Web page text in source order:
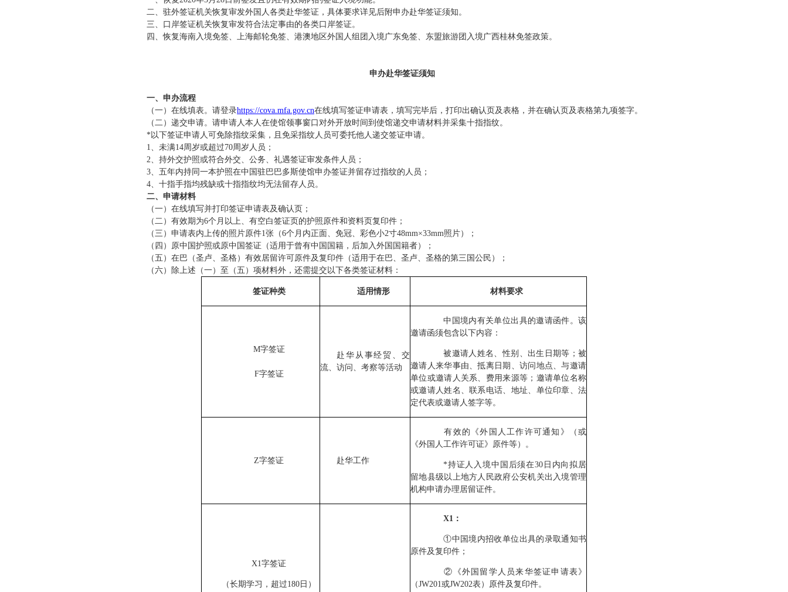
二、 驻外签证机关恢复审发外国人各类赴华签证，具体要求详见后附申办赴华签证须知。
三、
口岸签证机关恢复审发符合法定事由的各类口岸签证。
四、恢复海南入境免签、上海邮轮免签、港澳地区外国人组团入境广东免签、东盟旅游团入境广西桂林免签政策。
申办赴华签证须知
一、申办流程
（一）在线填表。请登录https://cova.mfa.gov.cn在线填写签证申请表，填写完毕后，打印出确认页及表格，并在确认页及表格第九项签字。
（二） 递交申请。请申请人本人在使馆领事窗口对外开放时间到使馆递交申请材料并采集十指指纹。
*以下签证申请人可免除指纹采集，且免采指纹人员可委托他人递交签证申请。
1、未满14周岁或超过70周岁人员；
2、持外交护照或符合外交、公务、礼遇签证审发条件人员；
3、五年内持同一本护照在中国驻巴巴多斯使馆申办签证并留存过指纹的人员；
4、十指手指均残缺或十指指纹均无法留存人员。
二、申请材料
（一） 在线填写并打印签证申请表及确认页；
（二） 有效期为6个月以上、有空白签证页的护照原件和资料页复印件；
（三）申请表内上传的照片原件1张（6个月内正面、免冠、彩色小2寸48mm×33mm照片）；
（四）原中国护照或原中国签证（适用于曾有中国国籍，后加入外国国籍者）；
（五）在巴（圣卢、圣格）有效居留许可原件及复印件（适用于在巴、圣卢、圣格的第三国公民）；
（六）除上述（一）至（五 ）项材料外，还需提交以下各类签证材料：
签证种类 适用情形 材料要求
M字签证
F字签证
赴华从事经贸、交
流、访问、考察等活动
中国境内有关单位出具的邀请函件。该
邀请函须包含以下内容：
被邀请人姓名、性别、出生日期等；被
邀请人来华事由、抵离日期、访问地点、与邀请
单位或邀请人关系、费用来源等；邀请单位名称
或邀请人姓名、联系电话、地址、单位印章、法
定代表或邀请人签字等。
Z字签证 赴华工作
有效的《外国人工作许可通知》（或
《外国人工作许可证》原件等）。
*持证人入境中国后须在30日内向拟居
留地县级以上地方人民政府公安机关出入境管理
机构申请办理居留证件。
X1字签证
（长期学习，超过180日）
X1：
①中国境内招收单位出具的录取通知书
原件及复印件；
②《外国留学人员来华签证申请表》
（JW201或JW202表）原件及复印件。